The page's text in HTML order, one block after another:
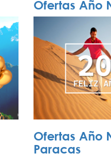
Ofertas Año
Ofertas Año
Paracas